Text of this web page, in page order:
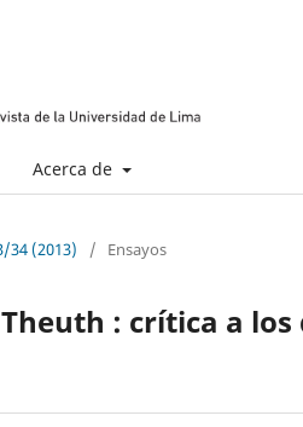
Acerca de
34 (2013) / Ensayos
: crítica a